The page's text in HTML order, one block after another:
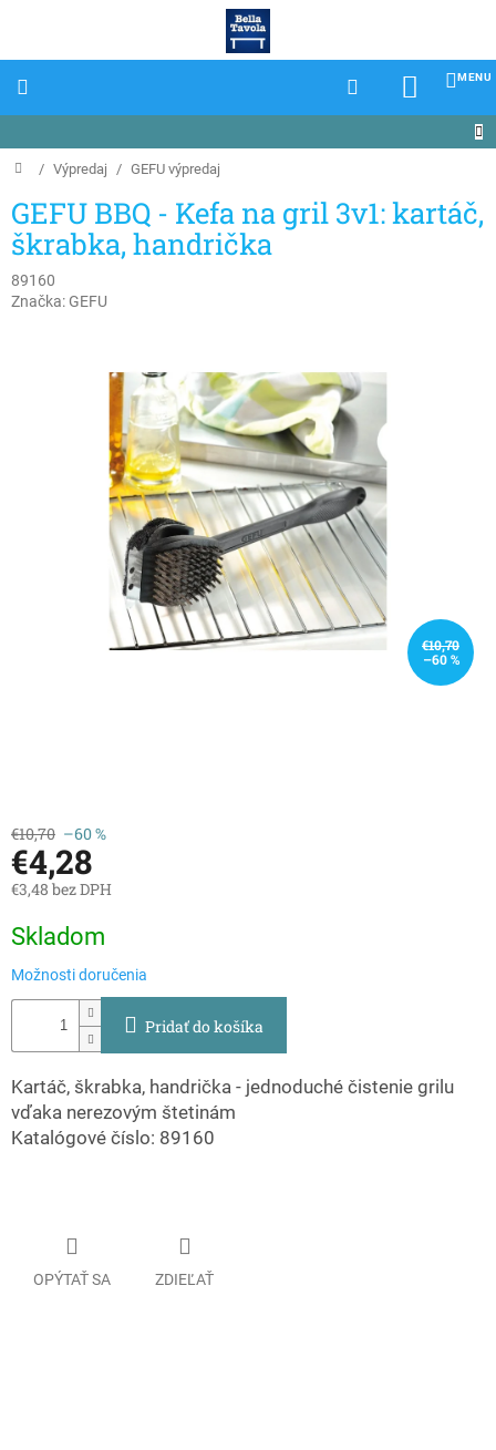
Domov
/ Výpredaj / GEFU výpredaj
GEFU BBQ - Kefa na gril 3v1: kartáč,
škrabka, handrička
89160
Značka: GEFU
€10,70
–60 %
€10,70 –60 %
€4,28
€3,48 bez DPH
cena:
Skladom
Možnosti doručenia
Pridať do košíka
Kartáč, škrabka, handrička - jednoduché čistenie grilu
vďaka nerezovým štetinám
Katalógové číslo: 89160
OPÝTAŤ SA ZDIEĽAŤ